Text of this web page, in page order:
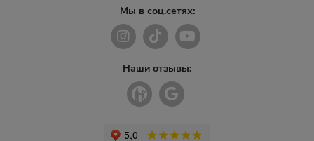
Мы в соц.сетях:
Наши отзывы: